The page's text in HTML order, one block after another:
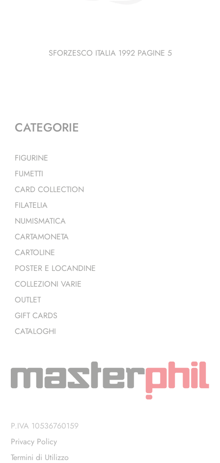
SFORZESCO ITALIA 1992 PAGINE 5
CATEGORIE
FIGURINE
FUMETTI
CARD COLLECTION
FILATELIA
NUMISMATICA
CARTAMONETA
CARTOLINE
POSTER E LOCANDINE
COLLEZIONI VARIE
OUTLET
GIFT CARDS
CATALOGHI
P.IVA 10536760159
Privacy Policy
Termini di Utilizzo